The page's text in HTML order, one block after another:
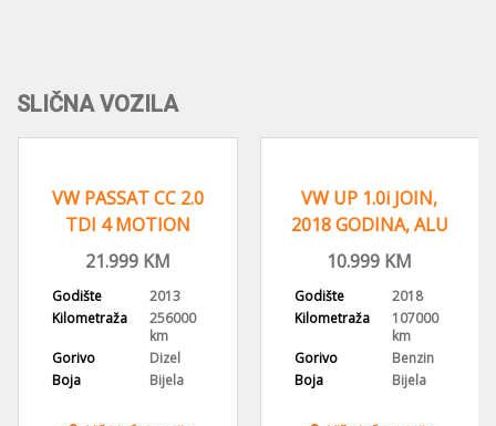
SLIČNA VOZILA
VW UP 1.0i JOIN,
2018 GODINA, ALU
FELGE KLIMA
10.999
Godište
Kilometraža
Gorivo
Boja
VW GOLF 6 1.6
77KW , 2011
10.999
Godište
Kilometraža
Gorivo
Boja